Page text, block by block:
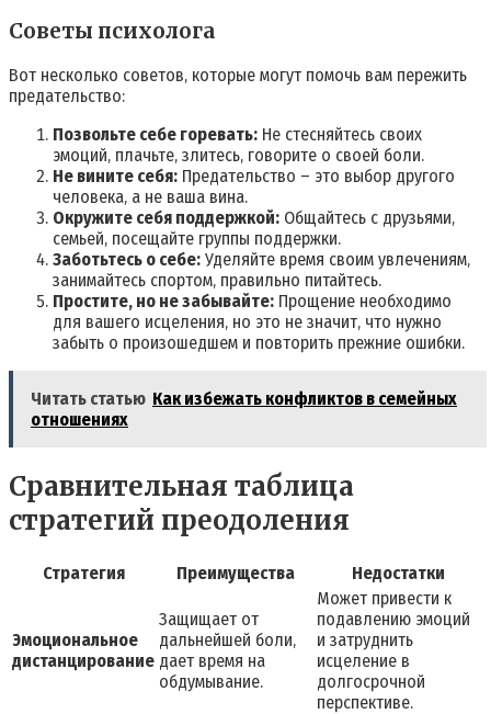
Советы психолога
Вот несколько советов‚ которые могут помочь вам пережить
предательство:
Позвольте себе горевать: Не стесняйтесь своих
эмоций‚ плачьте‚ злитесь‚ говорите о своей боли.
Не вините себя: Предательство – это выбор другого
человека‚ а не ваша вина.
Окружите себя поддержкой: Общайтесь с друзьями‚
семьей‚ посещайте группы поддержки.
Заботьтесь о себе: Уделяйте время своим увлечениям‚
занимайтесь спортом‚ правильно питайтесь.
Простите‚ но не забывайте: Прощение необходимо
для вашего исцеления‚ но это не значит‚ что нужно
забыть о произошедшем и повторить прежние ошибки.
Читать статью Как избежать конфликтов в семейных
отношениях
Сравнительная таблица
стратегий преодоления
Стратегия Преимущества Недостатки
Эмоциональное
дистанцирование
Защищает от
дальнейшей боли‚
дает время на
обдумывание.
Может привести к
подавлению эмоций
и затруднить
исцеление в
долгосрочной
перспективе.